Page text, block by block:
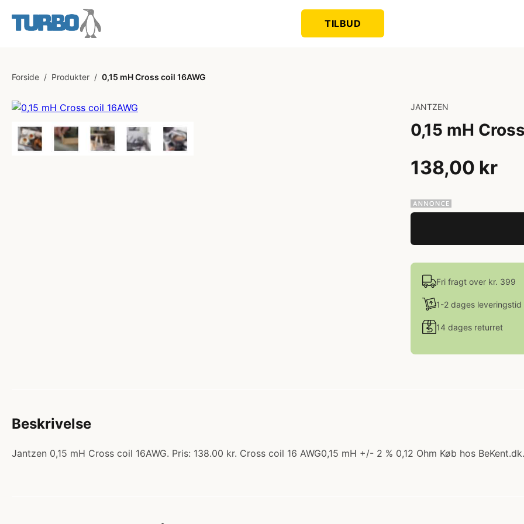
TILBUD
Forside / Produkter / 0,15 mH Cross coil 16AWG
JANTZEN
0,15 mH
138,00 kr
Fri fragt over kr. 399
1-2 dages leveringstid
14 dages returret
Beskrivelse
Jantzen 0,15 mH Cross coil 16AWG. Pris: 138.00 kr. Cross coil 16 AWG0,15 mH +/- 2 % 0,12 Ohm Køb hos BeKent.dk.